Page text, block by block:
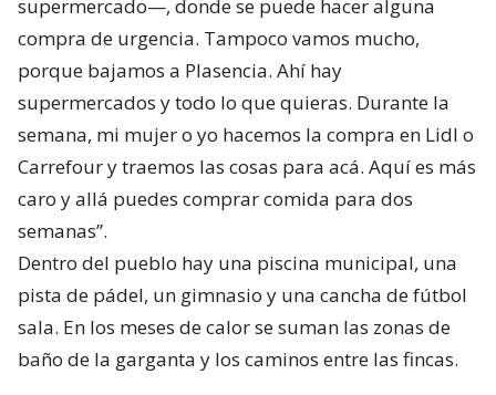
supermercado—, donde se puede hacer alguna
compra de urgencia. Tampoco vamos mucho,
porque bajamos a Plasencia. Ahí hay
supermercados y todo lo que quieras. Durante la
semana, mi mujer o yo hacemos la compra en Lidl o
Carrefour y traemos las cosas para acá. Aquí es más
caro y allá puedes comprar comida para dos
semanas”.
Dentro del pueblo hay una piscina municipal, una
pista de pádel, un gimnasio y una cancha de fútbol
sala. En los meses de calor se suman las zonas de
baño de la garganta y los caminos entre las fincas.